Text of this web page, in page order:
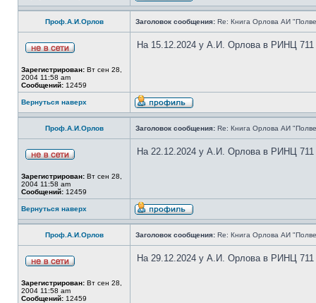
Проф.А.И.Орлов Заголовок сообщения: Re: Книга Орлова АИ
Зарегистрирован: Вт сен 28,
2004 11:58 am
Сообщений: 12459
На 15.12.2024 у А.И. Орлова в РИНЦ 711
Вернуться наверх
Проф.А.И.Орлов Заголовок сообщения: Re: Книга Орлова АИ
Зарегистрирован: Вт сен 28,
2004 11:58 am
Сообщений: 12459
На 22.12.2024 у А.И. Орлова в РИНЦ 711
Вернуться наверх
Проф.А.И.Орлов Заголовок сообщения: Re: Книга Орлова АИ
Зарегистрирован: Вт сен 28,
2004 11:58 am
Сообщений: 12459
На 29.12.2024 у А.И. Орлова в РИНЦ 711